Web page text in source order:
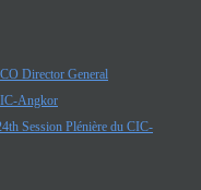
Director General
Angkor
Session Plénière du CIC-